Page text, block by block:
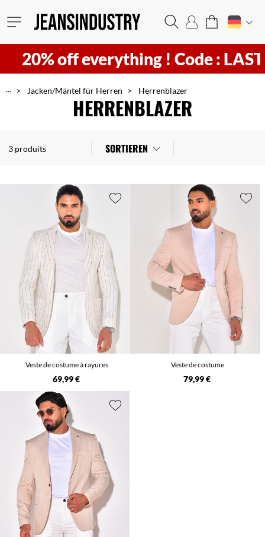
20% off everything ! Code :
... Jacken/Mäntel für Herren Herrenblazer
HERRENBLAZER
3 produits SORTIEREN
Veste de costume à rayures
69,99 €
Veste de costume
79,99 €